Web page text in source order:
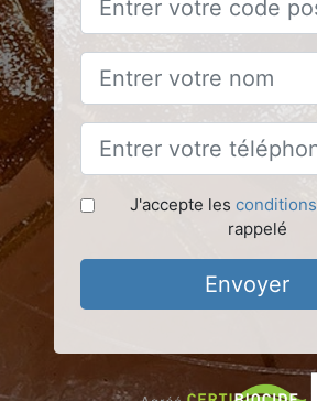
J'accepte les conditions
rappelé
Envoyer